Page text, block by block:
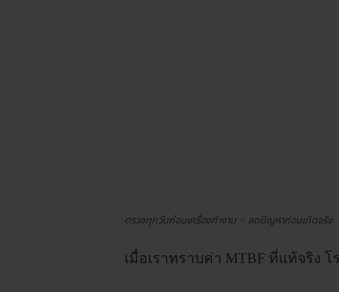
ตรวจทุกวันก่อนเครื่องทำงาน = ลดปัญหาก่อนเกิดจริง
เมื่อเราทราบค่า MTBF ที่แท้จริง